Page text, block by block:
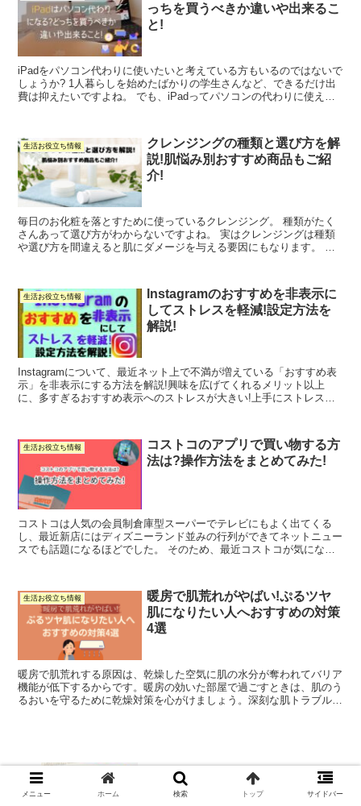
っちを買うべきか違いや出来るこ
と!
iPadをパソコン代わりに使いたいと考えている方もいるのではないで
しょうか? 1人暮らしを始めたばかりの学生さんなど、できるだけ出
費は抑えたいですよね。 でも、iPadってパソコンの代わりに使える
生活お役立ち情報
クレンジングの種類と選び方を解
説!肌悩み別おすすめ商品もご紹
介!
毎日のお化粧を落とすために使っているクレンジング。 種類がたく
さんあって選び方がわからないですよね。 実はクレンジングは種類
や選び方を間違えると肌にダメージを与える要因にもなります。 諦
生活お役立ち情報
Instagramのおすすめを非表示に
してストレスを軽減!設定方法を
解説!
Instagramについて、最近ネット上で不満が増えている「おすすめ表
示」を非表示にする方法を解説!興味を広げてくれるメリット以上
に、多すぎるおすすめ表示へのストレスが大きい!上手にストレス軽
生活お役立ち情報
コストコのアプリで買い物する方
法は?操作方法をまとめてみた!
コストコは人気の会員制倉庫型スーパーでテレビにもよく出てくる
し、最近新店にはディズニーランド並みの行列ができてネットニュー
スでも話題になるほどでした。 そのため、最近コストコが気になっ
生活お役立ち情報
暖房で肌荒れがやばい!ぷるツヤ
肌になりたい人へおすすめの対策
4選
暖房で肌荒れする原因は、乾燥した空気に肌の水分が奪われてバリア
機能が低下するからです。暖房の効いた部屋で過ごすときは、肌のう
るおいを守るために乾燥対策を心がけましょう。深刻な肌トラブルへ
Instagramをログインせずに見る方法は?足跡をつ
けずに楽しもう
メニュー ホーム 検索 トップ サイドバー